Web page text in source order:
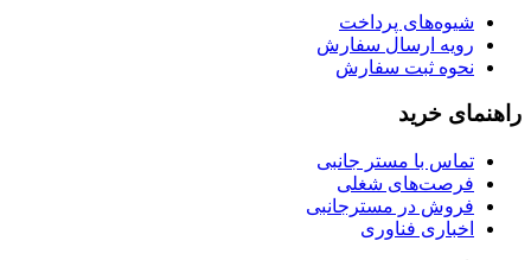
شیوه‌های پرداخت
رویه ارسال سفارش
نحوه ثبت سفارش
راهنمای خرید
تماس با مستر جانبی
فرصت‌های شغلی
فروش در مسترجانبی
اخباری فناوری